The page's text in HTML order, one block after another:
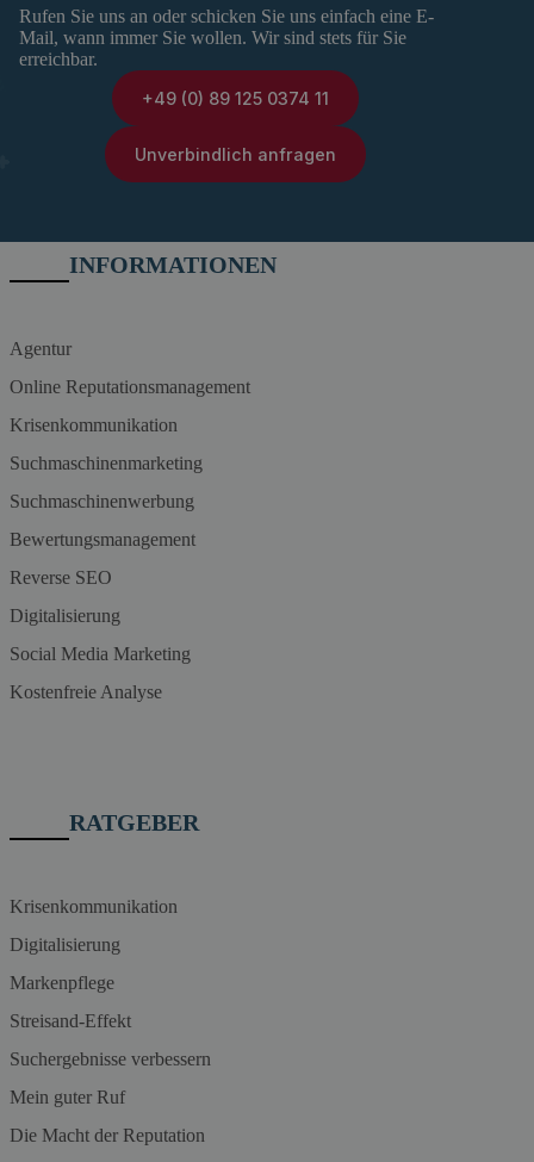
Rufen Sie uns an oder schicken Sie uns einfach eine E-
Mail, wann immer Sie wollen. Wir sind stets für Sie
erreichbar.
+49 (0) 89 125 0374 11
Unverbindlich anfragen
INFORMATIONEN
Agentur
Online Reputationsmanagement
Krisenkommunikation
Suchmaschinenmarketing
Suchmaschinenwerbung
Bewertungsmanagement
Reverse SEO
Digitalisierung
Social Media Marketing
Kostenfreie Analyse
RATGEBER
Krisenkommunikation
Digitalisierung
Markenpflege
Streisand-Effekt
Suchergebnisse verbessern
Mein guter Ruf
Die Macht der Reputation